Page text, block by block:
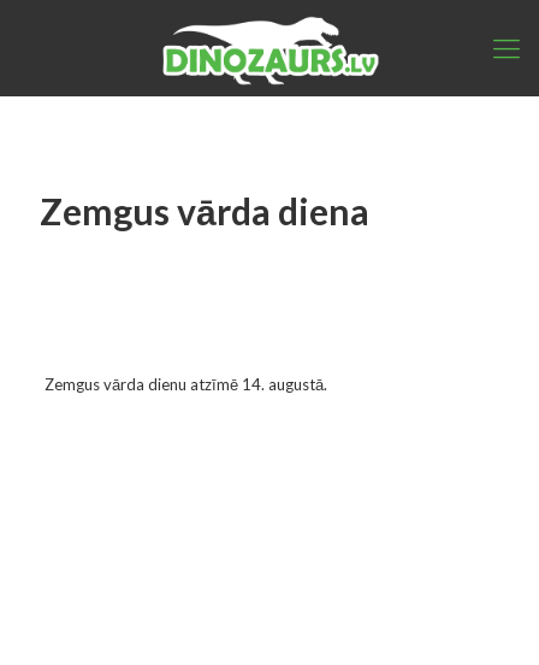
Zemgus vārda diena
Zemgus vārda dienu atzīmē 14. augustā.